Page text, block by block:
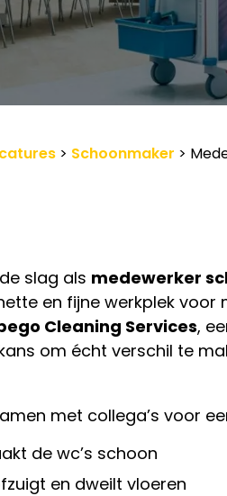
> Schoonmaker >
slag als medewerker
en fijne werkplek voor
Cleaning Services,
om écht verschil te
met collega’s voor
de wc’s schoon
en dweilt vloeren